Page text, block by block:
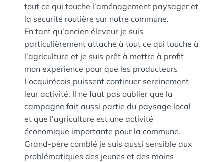
tout ce qui touche l’aménagement paysager et
la sécurité routière sur notre commune.
En tant qu’ancien éleveur je suis
particulièrement attaché à tout ce qui touche à
l’agriculture et je suis prêt à mettre à profit
mon expérience pour que les producteurs
Locquirécois puissent continuer sereinement
leur activité. Il ne faut pas oublier que la
campagne fait aussi partie du paysage local
et que l’agriculture est une activité
économique importante pour la commune.
Grand-père comblé je suis aussi sensible aux
problématiques des jeunes et des moins